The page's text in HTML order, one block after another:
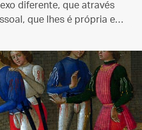
diferente, que através
que lhes é própria e